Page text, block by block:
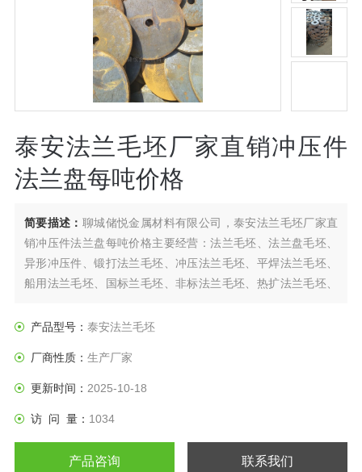
泰安法兰毛坯厂家直销冲压件
法兰盘每吨价格
简要描述： 聊城储悦金属材料有限公司，泰安法兰毛坯厂家直
销冲压件法兰盘每吨价格主要经营：法兰毛坯、法兰盘毛坯、
异形冲压件、锻打法兰毛坯、冲压法兰毛坯、平焊法兰毛坯、
船用法兰毛坯、国标兰毛坯、非标法兰毛坯、热扩法兰毛坯、
产品型号： 泰安法兰毛坯
厂商性质： 生产厂家
更新时间： 2025-10-18
访 问 量： 1034
产品咨询 联系我们